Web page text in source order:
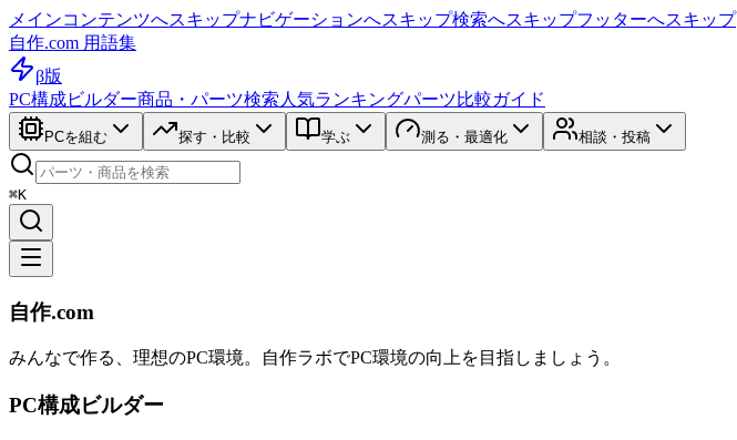
メインコンテンツへスキップナビゲーションへスキップ検索へスキップフッターへスキップ
自作.com 用語集
β版
PC構成ビルダー商品・パーツ検索 人気ランキングパーツ比較ガイド
PCを組む 探す・比較 学ぶ 測る・最適化 相談・投稿
⌘K
自作.com
みんなで作る、理想のPC環境。 自作ラボでPC環境の向上を目指しましょう。
PC構成ビルダー